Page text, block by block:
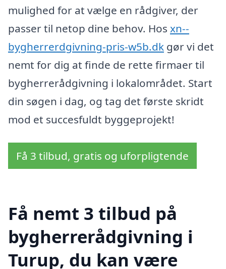
mulighed for at vælge en rådgiver, der
passer til netop dine behov. Hos xn--
bygherrerdgivning-pris-w5b.dk gør vi det
nemt for dig at finde de rette firmaer til
bygherrerådgivning i lokalområdet. Start
din søgen i dag, og tag det første skridt
mod et succesfuldt byggeprojekt!
Få 3 tilbud, gratis og uforpligtende
Få nemt 3 tilbud på
bygherrerådgivning i
Turup, du kan være